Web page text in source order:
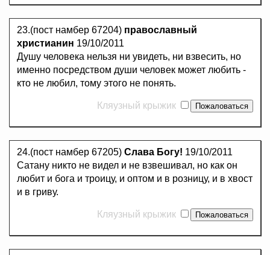
23.(пост намбер 67204) православный
христианин 19/10/2011
Душу человека нельзя ни увидеть, ни взвесить, но
именно посредством души человек может любить -
кто не любил, тому этого не понять.
Кляузный крыжик
24.(пост намбер 67205) Слава Богу! 19/10/2011
Сатану никто не видел и не взвешивал, но как он
любит и бога и троицу, и оптом и в розницу, и в хвост
и в гриву.
Кляузный крыжик